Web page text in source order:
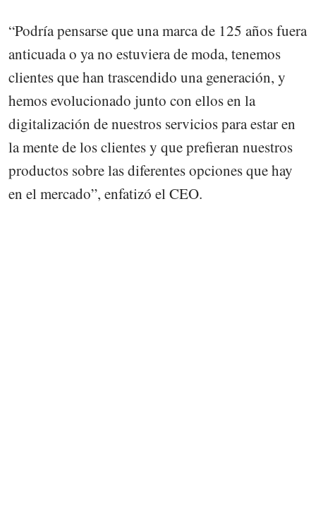
“Podría pensarse que una marca de 125 años fuera
anticuada o ya no estuviera de moda, tenemos
clientes que han trascendido una generación, y
hemos evolucionado junto con ellos en la
digitalización de nuestros servicios para estar en
la mente de los clientes y que prefieran nuestros
productos sobre las diferentes opciones que hay
en el mercado”, enfatizó el CEO.